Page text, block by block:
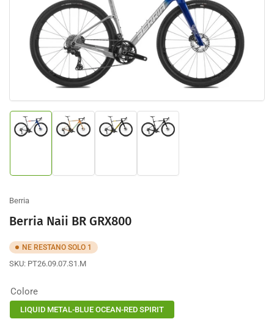
prodotto
Apri
contenuto
multimediale
1
nella
finestra
nella
nella
nella
nella
Berria
Berria Naii BR GRX800
NE RESTANO SOLO 1
SKU: PT26.09.07.S1.M
Colore
LIQUID METAL-BLUE OCEAN-RED SPIRIT